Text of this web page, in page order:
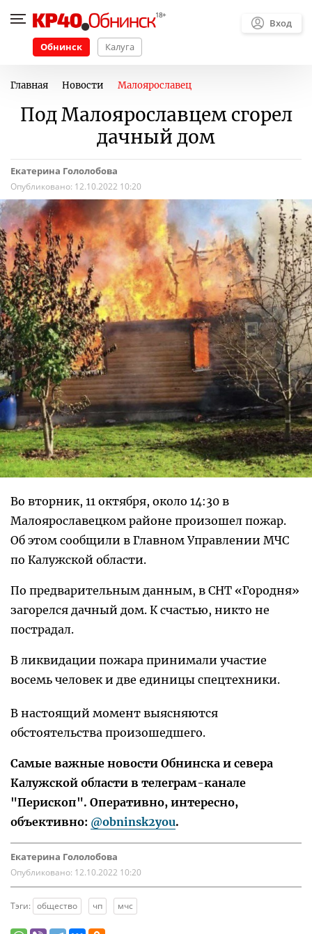
Обнинск Калуга
Вход
Главная Новости Малоярославец
Под Малоярославцем сгорел
дачный дом
Екатерина Гололобова
Опубликовано: 12.10.2022 10:20
Во вторник, 11 октября, около 14:30 в
Малоярославецком районе произошел пожар.
Об этом сообщили в Главном Управлении МЧС
по Калужской области.
По предварительным данным, в СНТ «Городня»
загорелся дачный дом. К счастью, никто не
пострадал.
В ликвидации пожара принимали участие
восемь человек и две единицы спецтехники.
В настоящий момент выясняются
обстоятельства произошедшего.
Самые важные новости Обнинска и севера
Калужской области в телеграм-канале
"Перископ". Оперативно, интересно,
объективно: @obninsk2you.
Екатерина Гололобова
Опубликовано: 12.10.2022 10:20
Тэги: общество чп мчс